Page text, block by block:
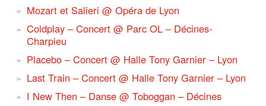
Mozart et Salieri @ Opéra de Lyon
Coldplay – Concert @ Parc OL – Décines-
Charpieu
Placebo – Concert @ Halle Tony Garnier – Lyon
Last Train – Concert @ Halle Tony Garnier – Lyon
I New Then – Danse @ Toboggan – Décines